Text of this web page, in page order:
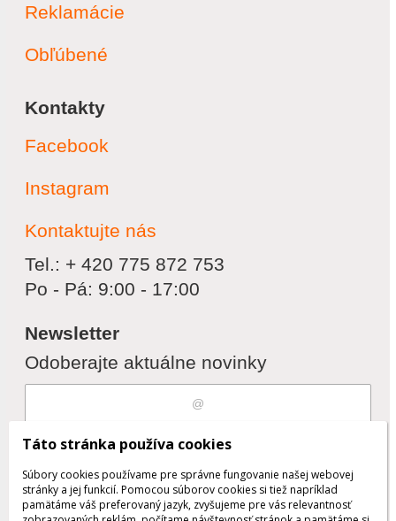
Reklamácie
Obľúbené
Kontakty
Facebook
Instagram
Kontaktujte nás
Tel.: + 420 775 872 753
Po - Pá: 9:00 - 17:00
Newsletter
Odoberajte aktuálne novinky
Súhlasím sspracovaním osobných
údajov
Táto stránka používa cookies
Súbory cookies používame pre správne fungovanie našej webovej
stránky a jej funkcií. Pomocou súborov cookies si tiež napríklad
pamätáme váš preferovaný jazyk, zvyšujeme pre vás relevantnosť